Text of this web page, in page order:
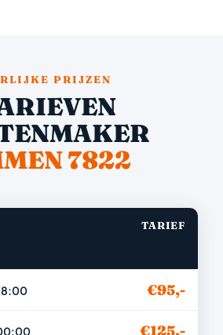
PRIJZEN
7822
TARIEF
€95,-
€125,-